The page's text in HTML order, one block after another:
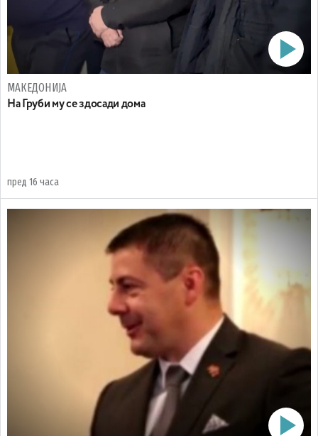
МАКЕДОНИЈА
На Груби му се здосади дома
пред 16 часа